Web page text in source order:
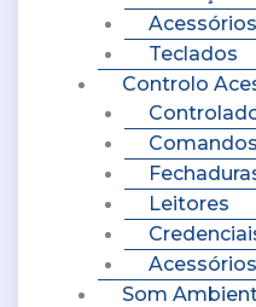
Acessórios
Teclados
Controlo
Leitores
Som